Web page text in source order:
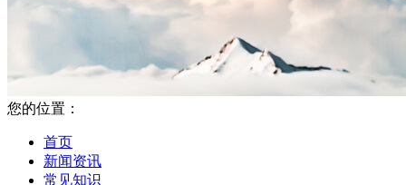
您的位置：
首页
新闻资讯
常见知识